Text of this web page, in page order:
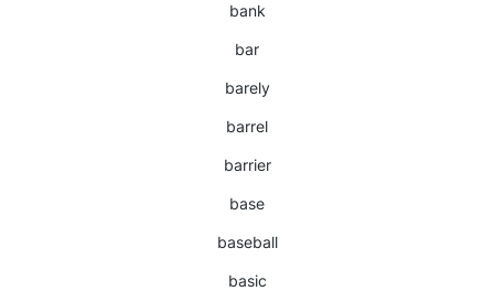
bank
bar
barely
barrel
barrier
base
baseball
basic